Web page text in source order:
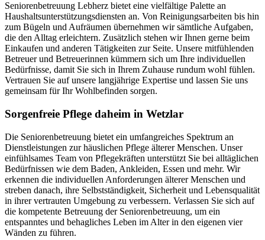
Seniorenbetreuung Lebherz bietet eine vielfältige Palette an
Haushaltsunterstützungsdiensten an. Von Reinigungsarbeiten bis hin
zum Bügeln und Aufräumen übernehmen wir sämtliche Aufgaben,
die den Alltag erleichtern. Zusätzlich stehen wir Ihnen gerne beim
Einkaufen und anderen Tätigkeiten zur Seite. Unsere mitfühlenden
Betreuer und Betreuerinnen kümmern sich um Ihre individuellen
Bedürfnisse, damit Sie sich in Ihrem Zuhause rundum wohl fühlen.
Vertrauen Sie auf unsere langjährige Expertise und lassen Sie uns
gemeinsam für Ihr Wohlbefinden sorgen.
Sorgenfreie Pflege daheim in Wetzlar
Die Seniorenbetreuung bietet ein umfangreiches Spektrum an
Dienstleistungen zur häuslichen Pflege älterer Menschen. Unser
einfühlsames Team von Pflegekräften unterstützt Sie bei alltäglichen
Bedürfnissen wie dem Baden, Ankleiden, Essen und mehr. Wir
erkennen die individuellen Anforderungen älterer Menschen und
streben danach, ihre Selbstständigkeit, Sicherheit und Lebensqualität
in ihrer vertrauten Umgebung zu verbessern. Verlassen Sie sich auf
die kompetente Betreuung der Seniorenbetreuung, um ein
entspanntes und behagliches Leben im Alter in den eigenen vier
Wänden zu führen.